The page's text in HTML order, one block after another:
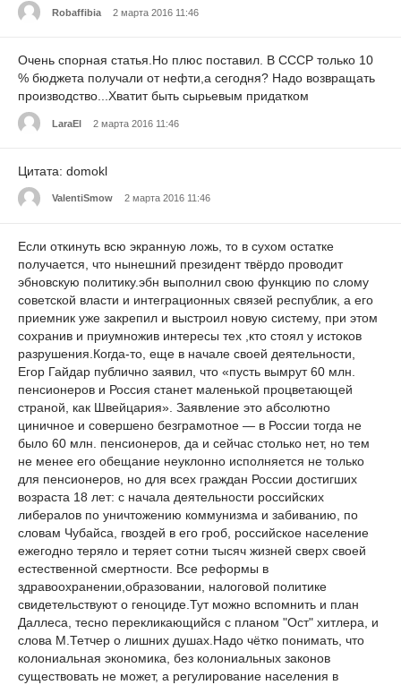
Robaffibia 2 марта 2016 11:46
Очень спорная статья.Но плюс поставил. В СССР только 10
% бюджета получали от нефти,а сегодня? Надо возвращать
производство...Хватит быть сырьевым придатком
LaraEl 2 марта 2016 11:46
Цитата: domokl
ValentiSmow 2 марта 2016 11:46
Если откинуть всю экранную ложь, то в сухом остатке
получается, что нынешний президент твёрдо проводит
эбновскую политику.эбн выполнил свою функцию по слому
советской власти и интеграционных связей республик, а его
приемник уже закрепил и выстроил новую систему, при этом
сохранив и приумножив интересы тех ,кто стоял у истоков
разрушения.Когда-то, еще в начале своей деятельности,
Егор Гайдар публично заявил, что «пусть вымрут 60 млн.
пенсионеров и Россия станет маленькой процветающей
страной, как Швейцария». Заявление это абсолютно
циничное и совершено безграмотное — в России тогда не
было 60 млн. пенсионеров, да и сейчас столько нет, но тем
не менее его обещание неуклонно исполняется не только
для пенсионеров, но для всех граждан России достигших
возраста 18 лет: с начала деятельности российских
либералов по уничтожению коммунизма и забиванию, по
словам Чубайса, гвоздей в его гроб, российское население
ежегодно теряло и теряет сотни тысяч жизней сверх своей
естественной смертности. Все реформы в
здравоохранении,образовании, налоговой политике
свидетельствуют о геноциде.Тут можно вспомнить и план
Даллеса, тесно перекликающийся с планом "Ост" хитлера, и
слова М.Тетчер о лишних душах.Надо чётко понимать, что
колониальная экономика, без колониальных законов
существовать не может, а регулирование населения в